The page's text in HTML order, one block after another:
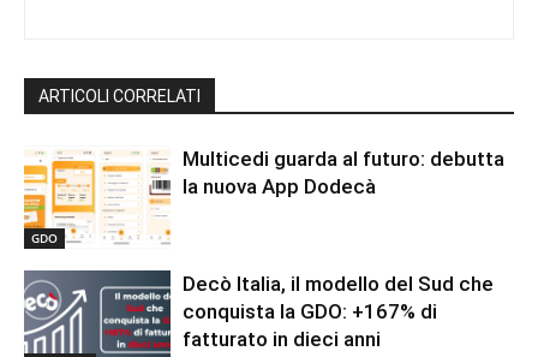
ARTICOLI CORRELATI
GDO
Multicedi guarda al futuro: debutta
la nuova App Dodecà
Decò Italia, il modello del Sud che
conquista la GDO: +167% di
fatturato in dieci anni